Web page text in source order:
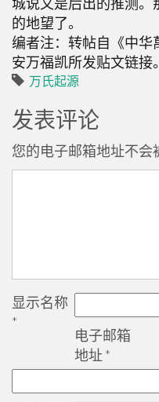
的地望了。
编者注：转帖自《中华
安万福凯所发贴文链接。
万氏起源
发表评论
您的电子邮箱地址不会
显示名称
*
电子邮箱
地址 *